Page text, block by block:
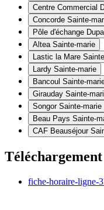
Centre Commercial
Concorde Sainte-
Pôle d'échange
Altea Sainte-marie
Lastic la Mare
Lardy Sainte-marie
Bancoul Sainte-
Girauday Sainte-
Songor Sainte-marie
Beau Pays Sainte-
CAF Beauséjour
Téléchargement
fiche-horaire-ligne-